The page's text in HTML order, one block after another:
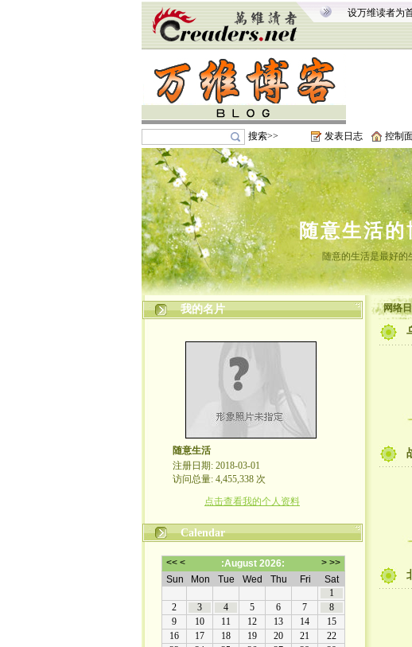
设万维读者为
搜索>> 发表日志 控制
随意生活的
随意的生活是最好的
我的名片
随意生活
注册日期: 2018-03-01
访问总量: 4,455,338 次
点击查看我的个人资料
Calendar
网络